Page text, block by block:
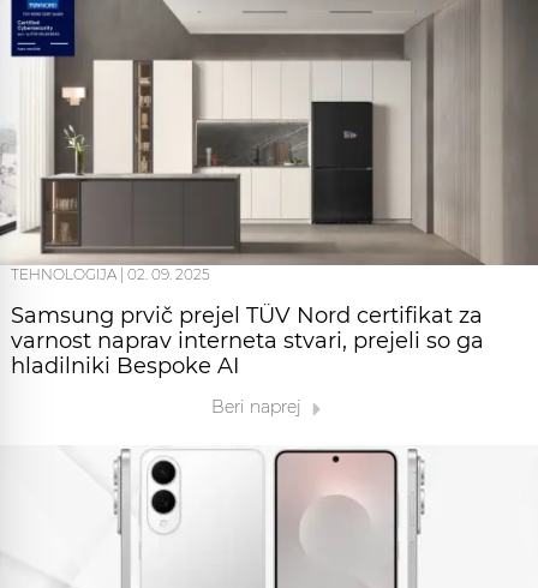
TEHNOLOGIJA 02. 09. 2025
Samsung prvič prejel TÜV Nord certifikat za
varnost naprav interneta stvari, prejeli so ga
hladilniki Bespoke AI
Beri naprej